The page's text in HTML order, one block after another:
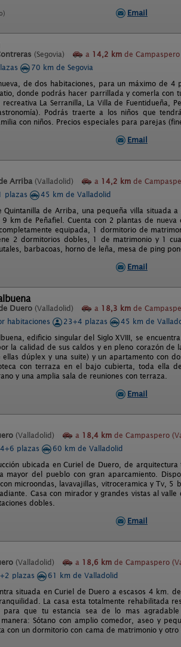
Email
(Segovia) a 14,2 km de
70 km de Segovia
de dos habitaciones, para un máximo de
donde podrás hacer parrillada y comerla con
La Serranilla, La Villa de Fuentidueña,
Podrás traerte a los niños que
con niños. Precios especiales para parejas
Email
Arriba (Valladolid) a 14,2 km de
plazas
45 km de Valladolid
Quintanilla de Arriba, una pequeña villa situada
km de Peñafiel. Cuenta con 2 plantas de
equipada, 1 dormitorio de
2 dormitorios dobles, 1 de matrimonio y 1
barbacoas, horno de leña, mesa de ping
Email
Duero (Valladolid) a 18,3 km de
habitaciones
23+4 plazas
45 km de
edificio singular del Siglo XVIII, se
la calidad de sus caldos y en pleno corazón
dúplex y una suite) y un apartamento con
con terraza en el bajo cubierta, toda ella
y una amplia sala de reuniones con terraza.
Email
(Valladolid) a 18,4 km de Campaspero
plazas
60 km de Valladolid
ubicada en Curiel de Duero, de
mayor del pueblo con gran aparcamiento.
microondas, lavavajillas, vitroceramica y Tv, 5
Casa con mirador y grandes vistas al
dobles.
Email
(Valladolid) a 18,6 km de Campaspero
plazas
61 km de Valladolid
situada en Curiel de Duero a escasos 4 km.
La casa esta totalmente rehabilitada
para que tu estancia sea de lo mas
Sótano con amplio comedor, aseo y
con un dormitorio con cama de matrimonio y